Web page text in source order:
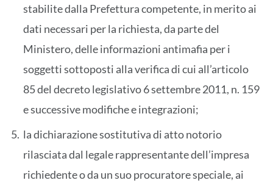
stabilite dalla Prefettura competente, in merito ai
dati necessari per la richiesta, da parte del
Ministero, delle informazioni antimafia per i
soggetti sottoposti alla verifica di cui all’articolo
85 del decreto legislativo 6 settembre 2011, n. 159
e successive modifiche e integrazioni;
la dichiarazione sostitutiva di atto notorio
rilasciata dal legale rappresentante dell’impresa
richiedente o da un suo procuratore speciale, ai